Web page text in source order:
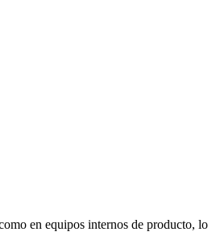
en equipos internos de producto, lo